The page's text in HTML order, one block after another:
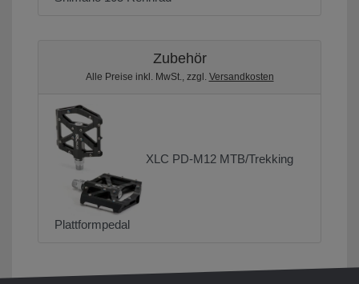
Zubehör
Alle Preise inkl. MwSt., zzgl. Versandkosten
XLC PD-M12 MTB/Trekking
Plattformpedal